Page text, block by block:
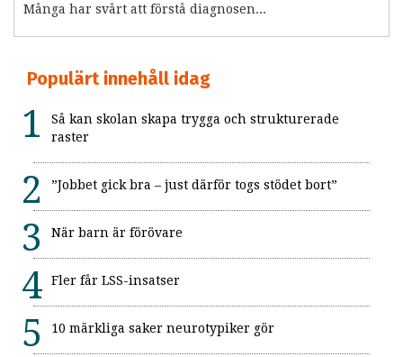
Många har svårt att förstå diagnosen...
Populärt innehåll idag
Så kan skolan skapa trygga och strukturerade
raster
”Jobbet gick bra – just därför togs stödet bort”
När barn är förövare
Fler får LSS-insatser
10 märkliga saker neurotypiker gör